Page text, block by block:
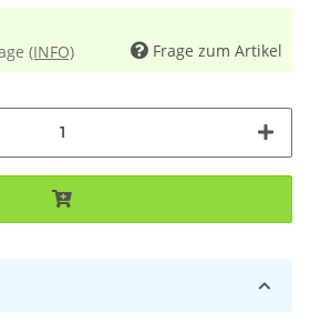
(INFO) Frage zum Artikel